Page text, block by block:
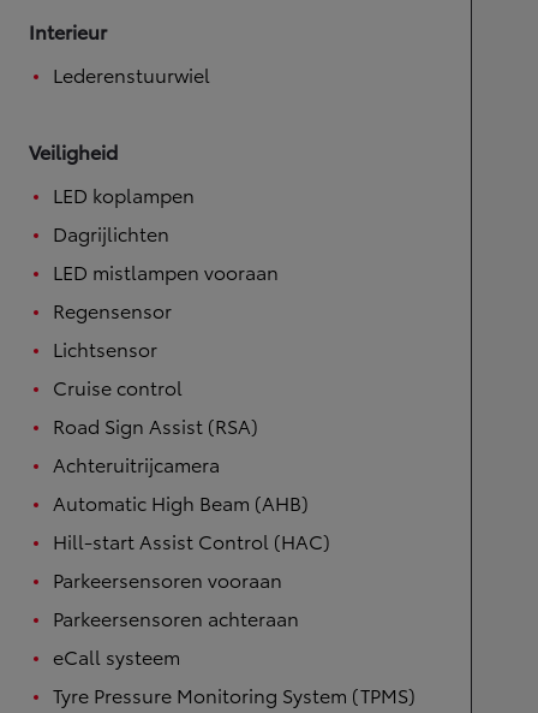
Interieur
Lederenstuurwiel
Veiligheid
LED koplampen
Dagrijlichten
LED mistlampen vooraan
Regensensor
Lichtsensor
Cruise control
Road Sign Assist (RSA)
Achteruitrijcamera
Automatic High Beam (AHB)
Hill-start Assist Control (HAC)
Parkeersensoren vooraan
Parkeersensoren achteraan
eCall systeem
Tyre Pressure Monitoring System (TPMS)